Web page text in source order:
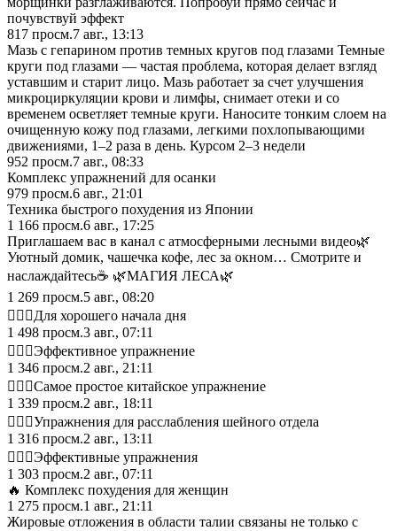
почувствуй эффект
817 просм.7 авг., 13:13
Мазь с гепарином против темных кругов под глазами Темные
круги под глазами — частая проблема, которая делает взгляд
уставшим и старит лицо. Мазь работает за счет улучшения
микроциркуляции крови и лимфы, снимает отеки и со
временем осветляет темные круги. Наносите тонким слоем на
очищенную кожу под глазами, легкими похлопывающими
движениями, 1–2 раза в день. Курсом 2–3 недели
952 просм.7 авг., 08:33
Комплекс упражнений для осанки
979 просм.6 авг., 21:01
Техника быстрого похудения из Японии
1 166 просм.6 авг., 17:25
Приглашаем вас в канал с атмосферными лесными видео🌿
Уютный домик, чашечка кофе, лес за окном… Смотрите и
наслаждайтесь☕️ 🌿МАГИЯ ЛЕСА🌿
1 269 просм.5 авг., 08:20
🤸🏼‍♀️Для хорошего начала дня
1 498 просм.3 авг., 07:11
🤸🏼‍♀️Эффективное упражнение
1 346 просм.2 авг., 21:11
🤸🏼‍♀️Самое простое китайское упражнение
1 339 просм.2 авг., 18:11
🤸🏼‍♀️Упражнения для расслабления шейного отдела
1 316 просм.2 авг., 13:11
🤸🏼‍♀️Эффективные упражнения
1 303 просм.2 авг., 07:11
🔥 Комплекс похудения для женщин
1 275 просм.1 авг., 21:11
Жировые отложения в области талии связаны не только с